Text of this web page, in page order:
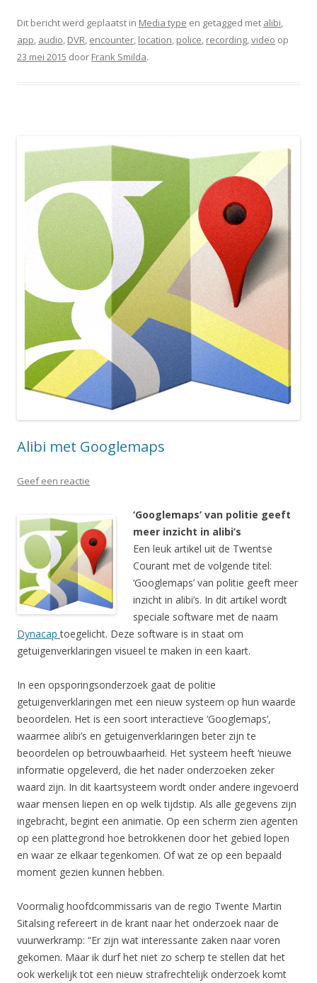
Dit bericht werd geplaatst in Media type en getagged met alibi,
app, audio, DVR, encounter, location, police, recording,video op
23 mei 2015 door Frank Smilda.
Alibi met Googlemaps
Geef een reactie
‘Googlemaps’ van politie geeft
meer inzicht in alibi’s
Een leuk artikel uit de Twentse
Courant met de volgende titel:
‘Googlemaps’ van politie geeft meer
inzicht in alibi’s. In dit artikel wordt
speciale software met de naam
Dynacaptoegelicht. Deze software is in staat om
getuigenverklaringen visueel te maken in een kaart.
In een opsporingsonderzoek gaat de politie
getuigenverklaringen met een nieuw systeem op hun waarde
beoordelen. Het is een soort interactieve ‘Googlemaps’,
waarmee alibi’s en getuigenverklaringen beter zijn te
beoordelen op betrouwbaarheid. Het systeem heeft ‘nieuwe
informatie opgeleverd, die het nader onderzoeken zeker
waard zijn. In dit kaartsysteem wordt onder andere ingevoerd
waar mensen liepen en op welk tijdstip. Als alle gegevens zijn
ingebracht, begint een animatie. Op een scherm zien agenten
op een plattegrond hoe betrokkenen door het gebied lopen
en waar ze elkaar tegenkomen. Of wat ze op een bepaald
moment gezien kunnen hebben.
Voormalig hoofdcommissaris van de regio Twente Martin
Sitalsing refereert in de krant naar het onderzoek naar de
vuurwerkramp: “Er zijn wat interessante zaken naar voren
gekomen. Maar ik durf het niet zo scherp te stellen dat het
ook werkelijk tot een nieuw strafrechtelijk onderzoek komt